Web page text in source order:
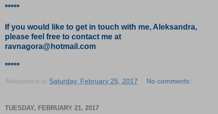
*****
If you would like to get in touch with me, Aleksandra,
please feel free to contact me at
ravnagora@hotmail.com
*****
Aleksandra at Saturday, February 25, 2017 No comments:
TUESDAY, FEBRUARY 21, 2017